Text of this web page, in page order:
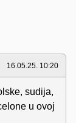
16.05.25. 10:20
sudija,
u ovoj